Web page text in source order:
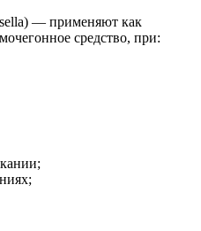
— применяют как
средство, при: